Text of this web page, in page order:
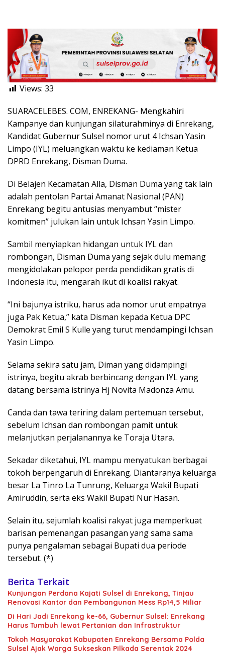
Views: 33
SUARACELEBES. COM, ENREKANG- Mengkahiri
Kampanye dan kunjungan silaturahminya di Enrekang,
Kandidat Gubernur Sulsel nomor urut 4 Ichsan Yasin
Limpo (IYL) meluangkan waktu ke kediaman Ketua
DPRD Enrekang, Disman Duma.
Di Belajen Kecamatan Alla, Disman Duma yang tak lain
adalah pentolan Partai Amanat Nasional (PAN)
Enrekang begitu antusias menyambut “mister
komitmen” julukan lain untuk Ichsan Yasin Limpo.
Sambil menyiapkan hidangan untuk IYL dan
rombongan, Disman Duma yang sejak dulu memang
mengidolakan pelopor perda pendidikan gratis di
Indonesia itu, mengarah ikut di koalisi rakyat.
“Ini bajunya istriku, harus ada nomor urut empatnya
juga Pak Ketua,” kata Disman kepada Ketua DPC
Demokrat Emil S Kulle yang turut mendampingi Ichsan
Yasin Limpo.
Selama sekira satu jam, Diman yang didampingi
istrinya, begitu akrab berbincang dengan IYL yang
datang bersama istrinya Hj Novita Madonza Amu.
Canda dan tawa teriring dalam pertemuan tersebut,
sebelum Ichsan dan rombongan pamit untuk
melanjutkan perjalanannya ke Toraja Utara.
Sekadar diketahui, IYL mampu menyatukan berbagai
tokoh berpengaruh di Enrekang. Diantaranya keluarga
besar La Tinro La Tunrung, Keluarga Wakil Bupati
Amiruddin, serta eks Wakil Bupati Nur Hasan.
Selain itu, sejumlah koalisi rakyat juga memperkuat
barisan pemenangan pasangan yang sama sama
punya pengalaman sebagai Bupati dua periode
tersebut. (*)
Berita Terkait
Kunjungan Perdana Kajati Sulsel di Enrekang, Tinjau
Renovasi Kantor dan Pembangunan Mess Rp14,5 Miliar
Di Hari Jadi Enrekang ke-66, Gubernur Sulsel: Enrekang
Harus Tumbuh lewat Pertanian dan Infrastruktur
Tokoh Masyarakat Kabupaten Enrekang Bersama Polda
Sulsel Ajak Warga Sukseskan Pilkada Serentak 2024